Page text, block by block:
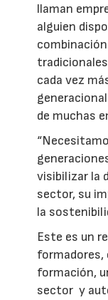
llaman
alguien
cada vez
de muchas
visibilizar la
sector, su
la
Este es un
formación,
sector y